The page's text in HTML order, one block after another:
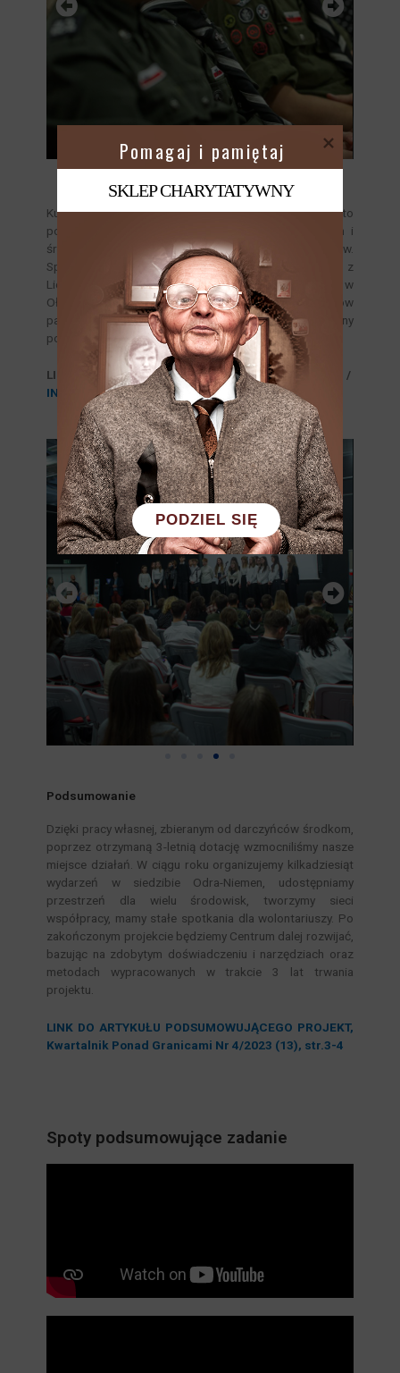
Kulminacja Dolnośląskiej Gali Wolontariatu, to
podsumowanie projektu, przekazanie wolontariuszom i
środowiskom społecznym okolicznościowych prezentów.
Spotkanie uświetnił koncert uczniowskiego zespołu z
Liceum Ogólnokształcące nr 1 im. Jana III Sobieskiego w
Oławie. Wzruszająco i pięknie wykonali kilka utworów
patriotycznych. Zakończenie wydarzenia to wspólny
posiłek i rozmowy w kuluarach.
LINKI PROMUJĄCE WYDARZENIE:FACEBOOK
/
INSTAGRAM
Podsumowanie
Dzięki pracy własnej, zbieranym od darczyńców środkom,
poprzez otrzymaną 3-letnią dotację wzmocniliśmy nasze
miejsce działań. W ciągu roku organizujemy kilkadziesiąt
wydarzeń w siedzibie Odra-Niemen, udostępniamy
przestrzeń dla wielu środowisk, tworzymy sieci
współpracy, mamy stałe spotkania dla wolontariuszy. Po
zakończonym projekcie będziemy Centrum dalej rozwijać,
bazując na zdobytym doświadczeniu i narzędziach oraz
metodach wypracowanych w trakcie 3 lat trwania
projektu.
LINK DO ARTYKUŁU PODSUMOWUJĄCEGO PROJEKT,
Kwartalnik Ponad Granicami Nr 4/2023 (13), str.3-4
Spoty podsumowujące zadanie
PODZIEL SIĘ
SKLEP CHARYTATYWNY
Pomagaj i pamiętaj